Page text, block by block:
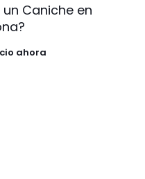
Caniche en
ahora